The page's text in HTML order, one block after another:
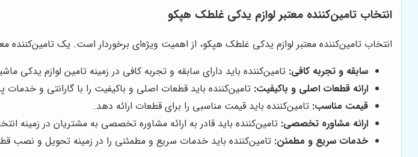
انتخاب تامین‌کننده معتبر لوازم یدکی غلطک هپکو
انتخاب تامین‌کننده معتبر لوازم یدکی غلطک هپکو، از اهمیت ویژه‌ای برخوردار است. یک تامین‌کننده
سابقه و تجربه کافی: تامین‌کننده باید دارای سابقه و تجربه کافی در زمینه تامین لوازم یدکی
ارائه قطعات اصلی و باکیفیت: تامین‌کننده باید قطعات اصلی و باکیفیت را با گارانتی و
قیمت مناسب: تامین‌کننده باید قیمت مناسبی را برای قطعات ارائه دهد.
ارائه مشاوره تخصصی: تامین‌کننده باید قادر به ارائه مشاوره تخصصی به مشتریان در زمینه
خدمات سریع و مطمئن: تامین‌کننده باید خدمات سریع و مطمئنی را در زمینه تحویل و نصب